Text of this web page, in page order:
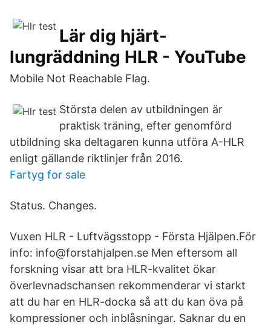
Lär dig hjärt-
lungräddning HLR - YouTube
Mobile Not Reachable Flag.
Största delen av utbildningen är
praktisk träning, efter genomförd
utbildning ska deltagaren kunna utföra A-HLR
enligt gällande riktlinjer från 2016.
Fartyg for sale
Status. Changes.
Vuxen HLR - Luftvägsstopp - Första Hjälpen.För
info: info@forstahjalpen.se Men eftersom all
forskning visar att bra HLR-kvalitet ökar
överlevnadschansen rekommenderar vi starkt
att du har en HLR-docka så att du kan öva på
kompressioner och inblåsningar. Saknar du en